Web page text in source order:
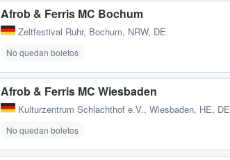
Afrob & Ferris MC Bochum
Zeltfestival Ruhr, Bochum, NRW, DE
No quedan boletos
Afrob & Ferris MC Wiesbaden
Kulturzentrum Schlachthof e.V., Wiesbaden, HE, DE
No quedan boletos